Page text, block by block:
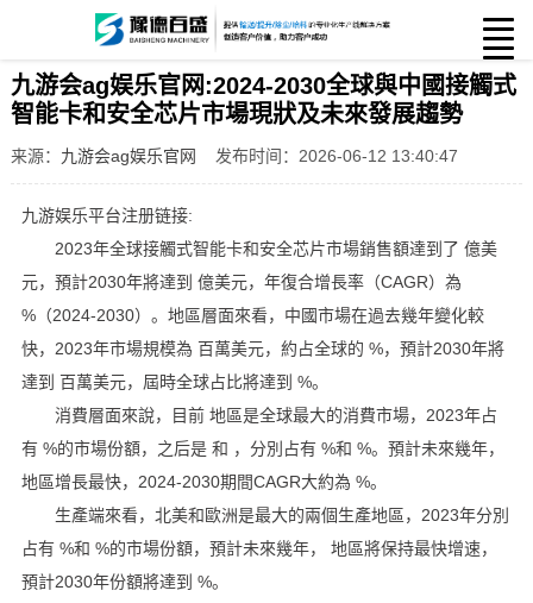
九游会ag娱乐官网:2024-2030全球與中國接觸式
智能卡和安全芯片市場現狀及未來發展趨勢
来源： 九游会ag娱乐官网 发布时间：2026-06-12 13:40:47
九游娱乐平台注册链接:
2023年全球接觸式智能卡和安全芯片市場銷售額達到了 億美
元，預計2030年將達到 億美元，年復合增長率（CAGR）為
%（2024-2030）。地區層面來看，中國市場在過去幾年變化較
快，2023年市場規模為 百萬美元，約占全球的 %，預計2030年將
達到 百萬美元，屆時全球占比將達到 %。
消費層面來說，目前 地區是全球最大的消費市場，2023年占
有 %的市場份額，之后是 和 ，分別占有 %和 %。預計未來幾年，
地區增長最快，2024-2030期間CAGR大約為 %。
生產端來看，北美和歐洲是最大的兩個生產地區，2023年分別
占有 %和 %的市場份額，預計未來幾年， 地區將保持最快增速，
預計2030年份額將達到 %。